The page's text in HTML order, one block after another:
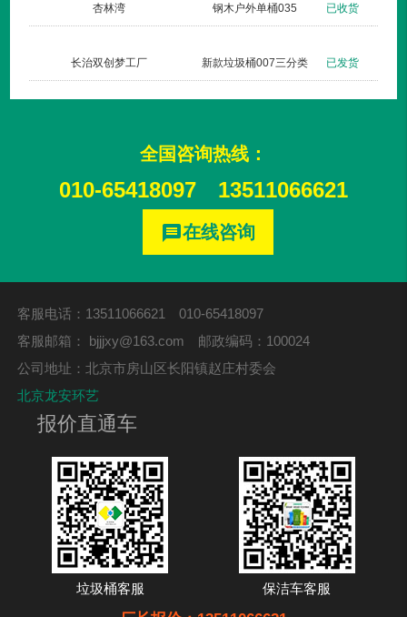
钢木户外单桶035 已收货
新款垃圾桶007三分类 已发货 首创奥特莱
全国咨询热线：
010-65418097 13511066621
message在线咨询
客服电话：13511066621 010-65418097
客服邮箱： bjjjxy@163.com 邮政编码：100024
公司地址：北京市房山区长阳镇赵庄村委会
北京龙安环艺
报价直通车
垃圾桶客服 保洁车客服